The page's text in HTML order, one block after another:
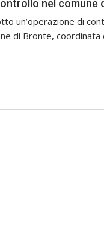
nel comune
un’operazione di
di Bronte, coordinata